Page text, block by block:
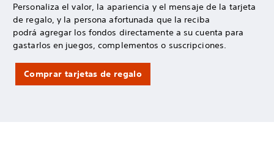
Personaliza el valor, la apariencia y el mensaje de la tarjeta
de regalo, y la persona afortunada que la reciba
podrá agregar los fondos directamente a su cuenta para
gastarlos en juegos, complementos o suscripciones.
Comprar tarjetas de regalo